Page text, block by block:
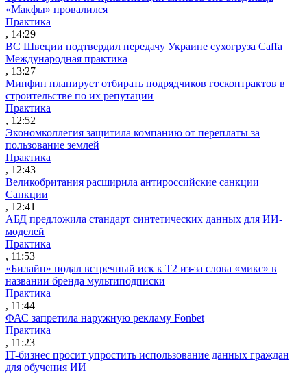
«Макфы» провалился
Практика
, 14:29
ВС Швеции подтвердил передачу Украине сухогруза Caffa
Международная практика
, 13:27
Минфин планирует отбирать подрядчиков госконтрактов в
строительстве по их репутации
Практика
, 12:52
Экономколлегия защитила компанию от переплаты за
пользование землей
Практика
, 12:43
Великобритания расширила антироссийские санкции
Санкции
, 12:41
АБД предложила стандарт синтетических данных для ИИ-
моделей
Практика
, 11:53
«Билайн» подал встречный иск к Т2 из-за слова «микс» в
названии бренда мультиподписки
Практика
, 11:44
ФАС запретила наружную рекламу Fonbet
Практика
, 11:23
IT-бизнес просит упростить использование данных граждан
для обучения ИИ